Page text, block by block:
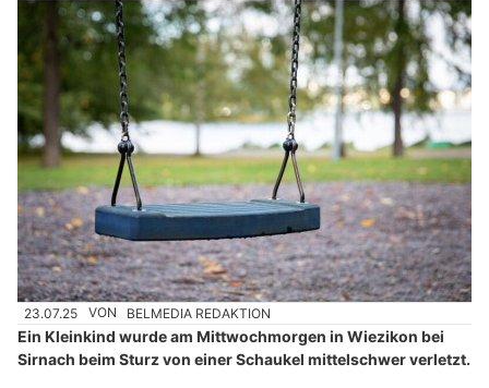
23.07.25 VON BELMEDIA REDAKTION
Ein Kleinkind wurde am Mittwochmorgen in Wiezikon bei
Sirnach beim Sturz von einer Schaukel mittelschwer verletzt.